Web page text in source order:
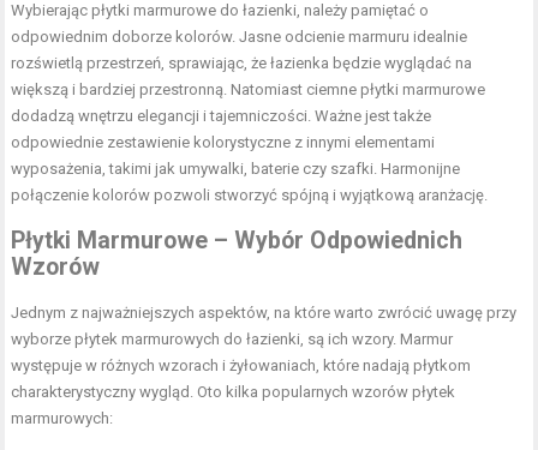
Wybierając płytki marmurowe do łazienki, należy pamiętać o
odpowiednim doborze kolorów. Jasne odcienie marmuru idealnie
rozświetlą przestrzeń, sprawiając, że łazienka będzie wyglądać na
większą i bardziej przestronną. Natomiast ciemne płytki marmurowe
dodadzą wnętrzu elegancji i tajemniczości. Ważne jest także
odpowiednie zestawienie kolorystyczne z innymi elementami
wyposażenia, takimi jak umywalki, baterie czy szafki. Harmonijne
połączenie kolorów pozwoli stworzyć spójną i wyjątkową aranżację.
Płytki Marmurowe – Wybór Odpowiednich
Wzorów
Jednym z najważniejszych aspektów, na które warto zwrócić uwagę przy
wyborze płytek marmurowych do łazienki, są ich wzory. Marmur
występuje w różnych wzorach i żyłowaniach, które nadają płytkom
charakterystyczny wygląd. Oto kilka popularnych wzorów płytek
marmurowych: